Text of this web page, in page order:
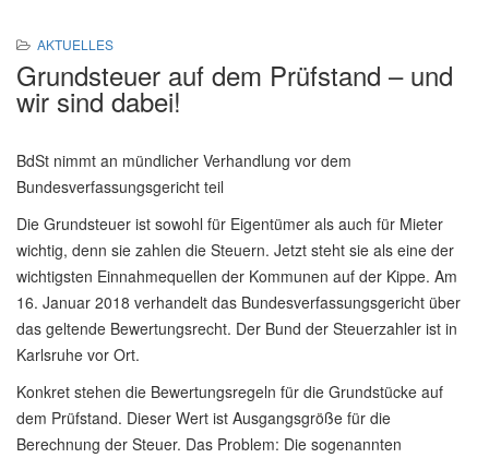
AKTUELLES
Grundsteuer auf dem Prüfstand – und
wir sind dabei!
BdSt nimmt an mündlicher Verhandlung vor dem
Bundesverfassungsgericht teil
Die Grundsteuer ist sowohl für Eigentümer als auch für Mieter
wichtig, denn sie zahlen die Steuern. Jetzt steht sie als eine der
wichtigsten Einnahmequellen der Kommunen auf der Kippe. Am
16. Januar 2018 verhandelt das Bundesverfassungsgericht über
das geltende Bewertungsrecht. Der Bund der Steuerzahler ist in
Karlsruhe vor Ort.
Konkret stehen die Bewertungsregeln für die Grundstücke auf
dem Prüfstand. Dieser Wert ist Ausgangsgröße für die
Berechnung der Steuer. Das Problem: Die sogenannten